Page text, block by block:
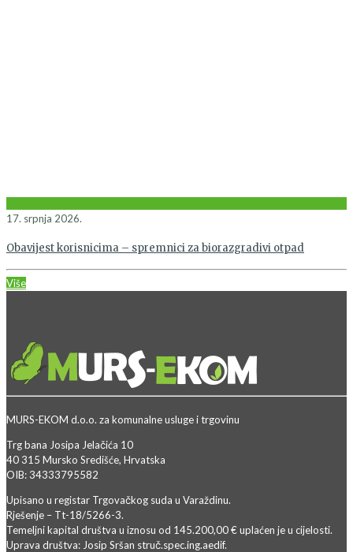
17. srpnja 2026.
Obavijest korisnicima – spremnici za biorazgradivi otpad
Više
MURS-EKOM d.o.o. za komunalne usluge i trgovinu
Trg bana Josipa Jelačića 10
40 315 Mursko Središće, Hrvatska
OIB: 34333795582
Upisano u registar Trgovačkog suda u Varaždinu.
Rješenje – Tt-18/5266-3.
Temeljni kapital društva u iznosu od 145.200,00 € uplaćen je u cijelosti.
Uprava društva: Josip Sršan struč.spec.ing.aedif.